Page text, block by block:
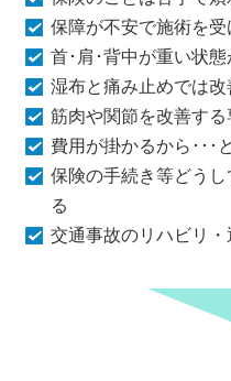
保障が不安で施術を
首･肩･背中が重い状
湿布と痛み止めでは改
筋肉や関節を改善す
費用が掛かるから･･･
保険の手続き等どう
る
交通事故のリハビリ